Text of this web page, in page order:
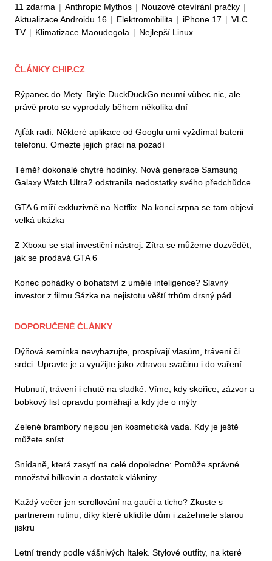
11 zdarma | Anthropic Mythos | Nouzové otevírání pračky |
Aktualizace Androidu 16 | Elektromobilita | iPhone 17 | VLC
TV | Klimatizace Maoudegola | Nejlepší Linux
ČLÁNKY CHIP.CZ
Rýpanec do Mety. Brýle DuckDuckGo neumí vůbec nic, ale
právě proto se vyprodaly během několika dní
Ajťák radí: Některé aplikace od Googlu umí vyždímat baterii
telefonu. Omezte jejich práci na pozadí
Téměř dokonalé chytré hodinky. Nová generace Samsung
Galaxy Watch Ultra2 odstranila nedostatky svého předchůdce
GTA 6 míří exkluzivně na Netflix. Na konci srpna se tam objeví
velká ukázka
Z Xboxu se stal investiční nástroj. Zítra se můžeme dozvědět,
jak se prodává GTA 6
Konec pohádky o bohatství z umělé inteligence? Slavný
investor z filmu Sázka na nejistotu věští trhům drsný pád
DOPORUČENÉ ČLÁNKY
Dýňová semínka nevyhazujte, prospívají vlasům, trávení či
srdci. Upravte je a využijte jako zdravou svačinu i do vaření
Hubnutí, trávení i chutě na sladké. Víme, kdy skořice, zázvor a
bobkový list opravdu pomáhají a kdy jde o mýty
Zelené brambory nejsou jen kosmetická vada. Kdy je ještě
můžete sníst
Snídaně, která zasytí na celé dopoledne: Pomůže správné
množství bílkovin a dostatek vlákniny
Každý večer jen scrollování na gauči a ticho? Zkuste s
partnerem rutinu, díky které uklidíte dům i zažehnete starou
jiskru
Letní trendy podle vášnivých Italek. Stylové outfity, na které